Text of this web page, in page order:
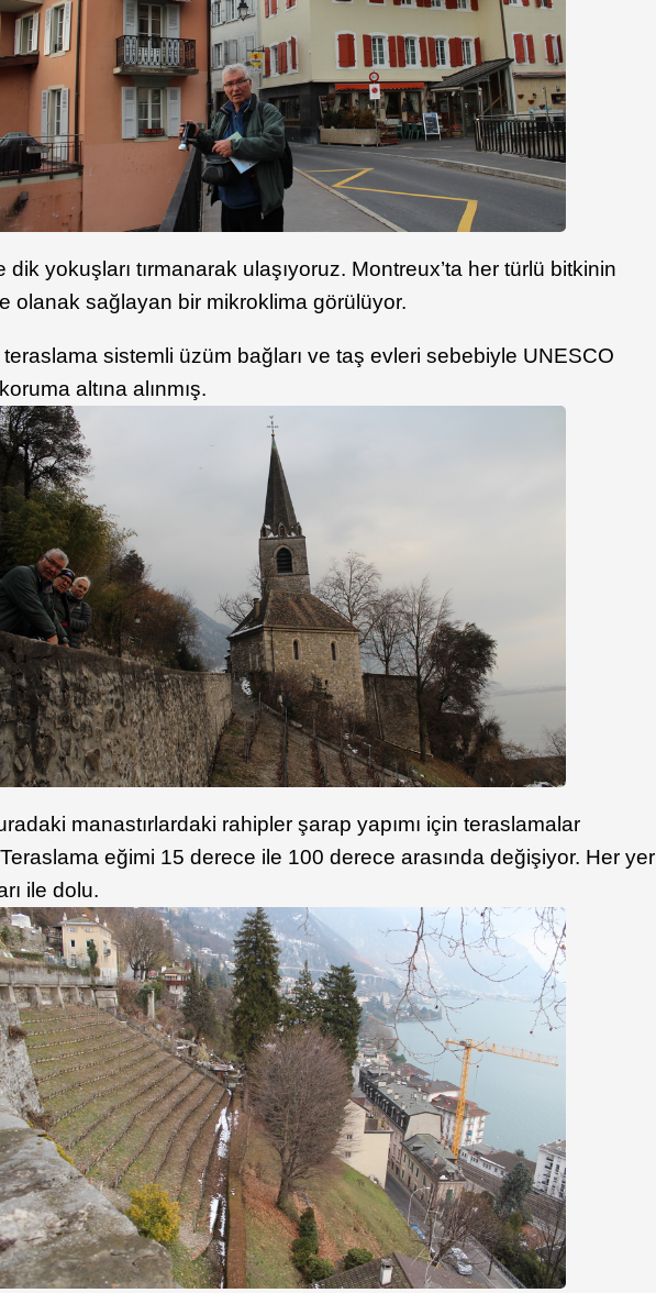
dik yokuşları tırmanarak ulaşıyoruz. Montreux’ta her türlü bitkinin
olanak sağlayan bir mikroklima görülüyor.
sistemli üzüm bağları ve taş evleri sebebiyle UNESCO
altına alınmış.
manastırlardaki rahipler şarap yapımı için teraslamalar
eğimi 15 derece ile 100 derece arasında değişiyor. Her yer
ile dolu.